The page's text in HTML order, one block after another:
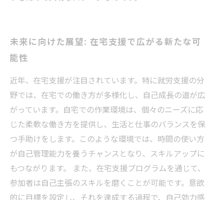
未来に向けた展望: 在宅支援で広がる新たな可
能性
近年、在宅支援が注目されています。特に就労支援の分
野では、在宅での働き方が多様化し、自己成長の道が広
がっています。自宅での作業環境は、個々のニーズに応
じた柔軟な働き方を提供し、生活と仕事のバランスを保
つ手助けをします。このような環境では、時間の使い方
が自己管理能力を養うチャンスとなり、スキルアップに
もつながります。 また、在宅支援プログラムを通じて、
参加者は自己主張のスキルを磨くことが可能です。意欲
的に目標を設定し、それを達成する過程で、自己効力感